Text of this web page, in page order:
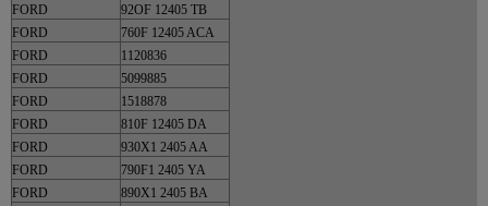
FORD
92OF 12405 TB
FORD
760F 12405 ACA
FORD
1120836
FORD
5099885
FORD
1518878
FORD
810F 12405 DA
FORD
930X1 2405 AA
FORD
790F1 2405 YA
FORD
890X1 2405 BA